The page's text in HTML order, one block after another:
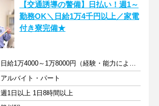
【交通誘導の警備】日払い！週1～
勤務OK＼日給1万4千円以上／家電
付き寮完備★
日給1万4000～1万8000円（経験・能力による）
アルバイト・パート
週1日以上 1日8時間以上